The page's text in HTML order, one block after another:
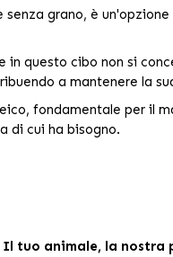
grano, è
questo cibo non si
a mantenere la
fondamentale per il
di cui ha bisogno.
Il tuo animale, la nostra